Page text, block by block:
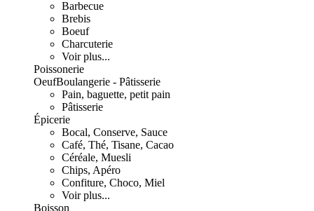
Barbecue
Brebis
Boeuf
Charcuterie
Voir plus...
Poissonerie
OeufBoulangerie - Pâtisserie
Pain, baguette, petit pain
Pâtisserie
Épicerie
Bocal, Conserve, Sauce
Café, Thé, Tisane, Cacao
Céréale, Muesli
Chips, Apéro
Confiture, Choco, Miel
Voir plus...
Boisson